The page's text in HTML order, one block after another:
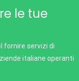
le tue
fornire servizi di
italiane operanti